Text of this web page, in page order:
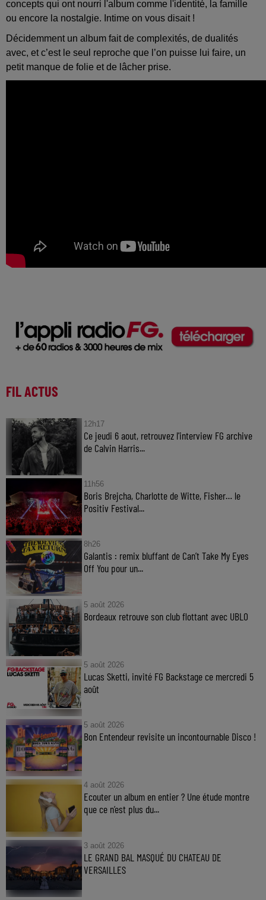
concepts qui ont nourri l'album comme l'identité, la famille
ou encore la nostalgie. Intime on vous disait !
Décidemment un album fait de complexités, de dualités
avec, et c’est le seul reproche que l’on puisse lui faire, un
petit manque de folie et de lâcher prise.
FIL ACTUS
12h17
Ce jeudi 6 aout, retrouvez l'interview FG archive
de Calvin Harris...
11h56
Boris Brejcha, Charlotte de Witte, Fisher… le
Positiv Festival...
8h26
Galantis : remix bluffant de Can’t Take My Eyes
Off You pour un...
5 août 2026
Bordeaux retrouve son club flottant avec UBLO
5 août 2026
Lucas Sketti, invité FG Backstage ce mercredi 5
août
5 août 2026
Bon Entendeur revisite un incontournable Disco !
4 août 2026
Ecouter un album en entier ? Une étude montre
que ce n’est plus du...
3 août 2026
LE GRAND BAL MASQUÉ DU CHATEAU DE
VERSAILLES